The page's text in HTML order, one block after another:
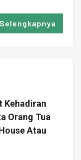
Selengkapnya
Kehadiran
Orang Tua
Atau